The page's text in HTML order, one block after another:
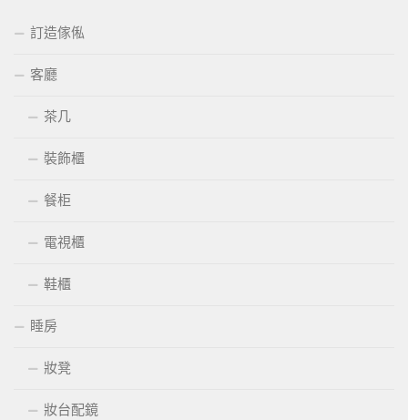
訂造傢俬
客廳
茶几
裝飾櫃
餐柜
電視櫃
鞋櫃
睡房
妝凳
妝台配鏡